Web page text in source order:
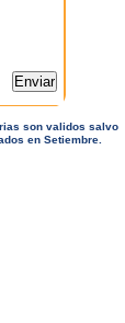
son validos salvo
en Setiembre.